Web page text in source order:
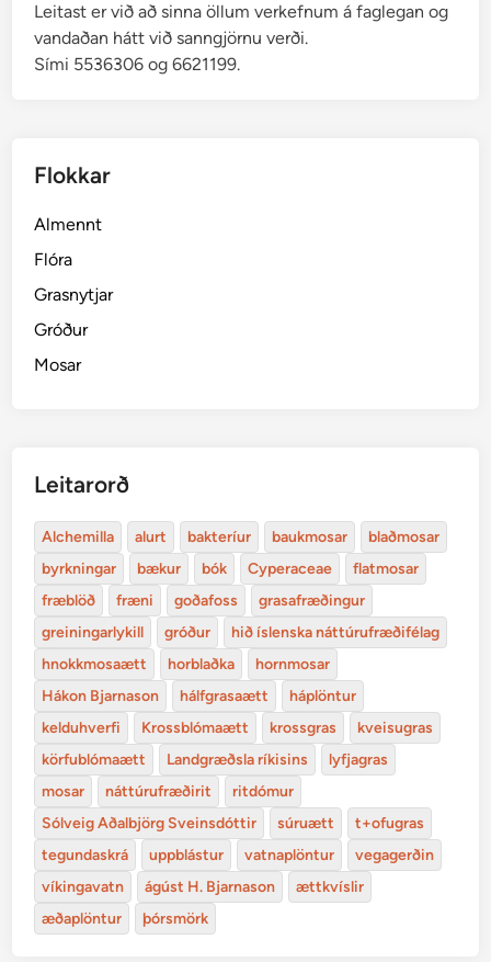
Leitast er við að sinna öllum verkefnum á faglegan og
vandaðan hátt við sanngjörnu verði.
Sími 5536306 og 6621199.
Flokkar
Almennt
Flóra
Grasnytjar
Gróður
Mosar
Leitarorð
Alchemilla alurt bakteríur baukmosar
blaðmosar
byrkningar
bækur bók Cyperaceae
flatmosar
fræblöð
fræni goðafoss
grasafræðingur
greiningarlykill
gróður
hið íslenska náttúrufræðifélag
hnokkmosaætt
horblaðka
hornmosar
Hákon Bjarnason
hálfgrasaætt
háplöntur
kelduhverfi
Krossblómaætt krossgras
kveisugras
körfublómaætt
Landgræðsla ríkisins
lyfjagras
mosar
náttúrufræðirit
ritdómur
Sólveig Aðalbjörg Sveinsdóttir
súruætt
t+ofugras
tegundaskrá
uppblástur vatnaplöntur
vegagerðin
víkingavatn
ágúst H. Bjarnason
ættkvíslir
æðaplöntur
þórsmörk